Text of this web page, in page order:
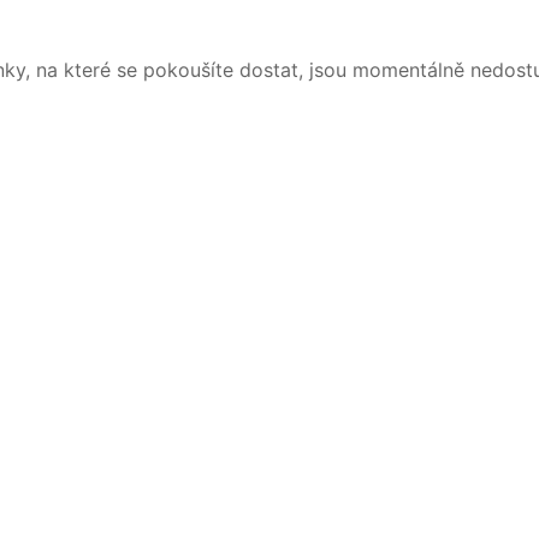
na které se pokoušíte dostat, jsou momentálně